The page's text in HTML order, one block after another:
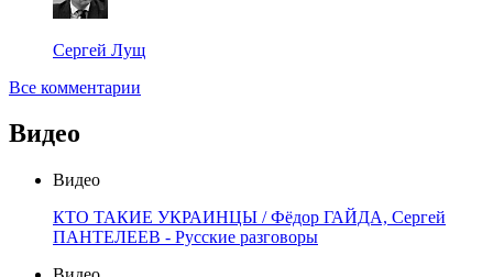
Сергей Лущ
Все комментарии
Видео
Видео
КТО ТАКИЕ УКРАИНЦЫ / Фёдор ГАЙДА, Сергей
ПАНТЕЛЕЕВ - Русские разговоры